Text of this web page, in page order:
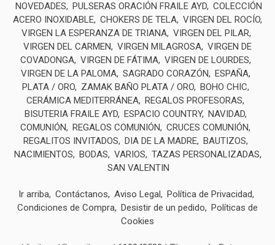
NOVEDADES PULSERAS ORACIÓN FRAILE AYD COLECCIÓN
ACERO INOXIDABLE CHOKERS DE TELA VIRGEN DEL ROCÍO
VIRGEN LA ESPERANZA DE TRIANA VIRGEN DEL PILAR
VIRGEN DEL CARMEN
VIRGEN MILAGROSA VIRGEN DE
COVADONGA VIRGEN DE FÁTIMA VIRGEN DE LOURDES
VIRGEN DE LA PALOMA SAGRADO CORAZÓN
ESPAÑA
PLATA / ORO
ZAMAK BAÑO PLATA / ORO BOHO CHIC
CERÁMICA MEDITERRÁNEA REGALOS PROFESORAS
BISUTERIA FRAILE AYD ESPACIO COUNTRY NAVIDAD
COMUNIÓN
REGALOS COMUNIÓN
CRUCES COMUNIÓN
REGALITOS INVITADOS
DIA DE LA MADRE BAUTIZOS
NACIMIENTOS
BODAS VARIOS
TAZAS PERSONALIZADAS
SAN VALENTIN
Ir arriba Contáctanos Aviso Legal
Política de Privacidad
Condiciones de Compra Desistir de un pedido
Políticas de
Cookies